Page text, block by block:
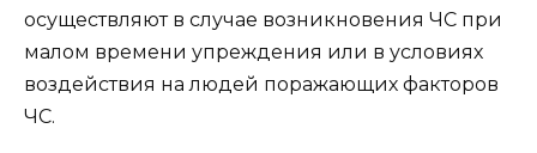
осуществляют в случае возникновения ЧС при
малом времени упреждения или в условиях
воздействия на людей поражающих факторов
ЧС.